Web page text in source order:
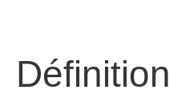
Définition